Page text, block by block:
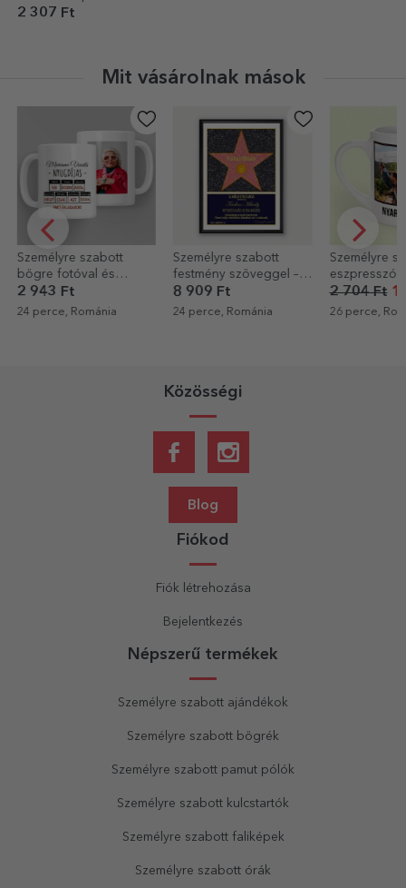
2 307 Ft
Mit vásárolnak mások
Személyre szabott
festmény szöveggel –
Hálaszív a nyugdíjazás
alkalmából
8 909 Ft
24 perce, Románia
Személyre szabott
eszpresszócsésze 5
fotóval és szöveggel -
Emlékek
2 704 Ft
26 perce, Románia
Személyre
asztali
szöveggel
Boldog
4 772 Ft
27 perce,
Közösségi
Blog
Fiókod
Fiók létrehozása
Bejelentkezés
Népszerű termékek
Személyre szabott ajándékok
Személyre szabott bögrék
Személyre szabott pamut pólók
Személyre szabott kulcstartók
Személyre szabott faliképek
Személyre szabott órák